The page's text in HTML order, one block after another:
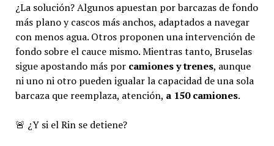
¿La solución? Algunos apuestan por barcazas de fondo
más plano y cascos más anchos, adaptados a navegar
con menos agua. Otros proponen una intervención de
fondo sobre el cauce mismo. Mientras tanto, Bruselas
sigue apostando más por camiones y trenes, aunque
ni uno ni otro pueden igualar la capacidad de una sola
barcaza que reemplaza, atención, a 150 camiones.
🚨 ¿Y si el Rin se detiene?